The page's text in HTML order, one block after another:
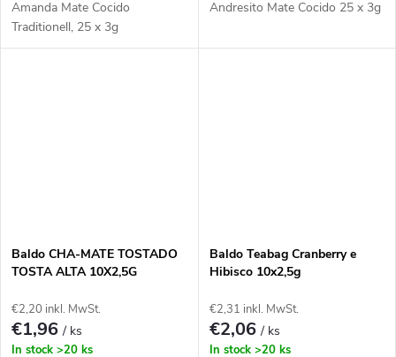
Amanda Mate Cocido
Traditionell, 25 x 3g
Andresito Mate Cocido 25 x 3g
Baldo CHA-MATE TOSTADO
TOSTA ALTA 10X2,5G
€2,20 inkl. MwSt.
€1,96/ ks
In stock >20 ks
Baldo Teabag Cranberry e
Hibisco 10x2,5g
€2,31 inkl. MwSt.
€2,06/ ks
In stock >20 ks